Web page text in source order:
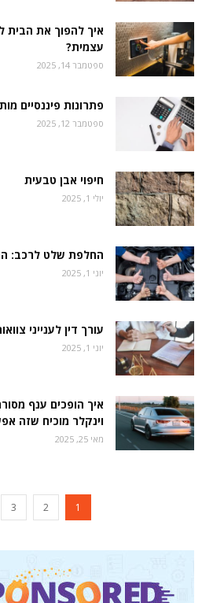
איך להפוך את
עצמית?
ספטמבר 14, 2025
פתרונות פיננסיים
ספטמבר 12, 2025
חיפוי אבן טבעית
יולי 1, 2025
החלפת שלט לרכב:
יוני 1, 2025
עורך דין לענייני
יוני 1, 2025
איך הופכים ענף
וינקלר מוכיח שזה
מאי 25, 2025
1
2
3